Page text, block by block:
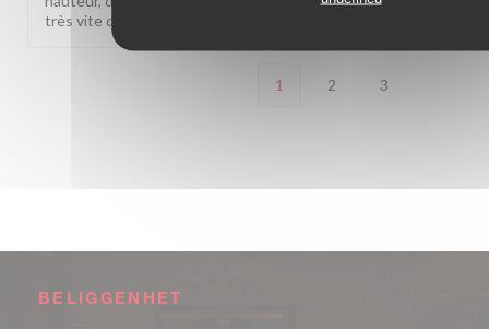
très vite dans notre établissement ! L'équipe des Deux Stations
1 2 3
BELIGGENHET